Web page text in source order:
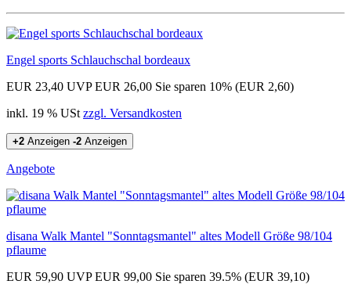
Engel sports Schlauchschal bordeaux
EUR 23,40 UVP EUR 26,00 Sie sparen 10% (EUR 2,60)
inkl. 19 % USt zzgl. Versandkosten
+2 Anzeigen -2 Anzeigen
Angebote
disana Walk Mantel "Sonntagsmantel" altes Modell Größe 98/104
pflaume
EUR 59,90 UVP EUR 99,00 Sie sparen 39.5% (EUR 39,10)